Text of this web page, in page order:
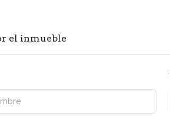
el inmueble